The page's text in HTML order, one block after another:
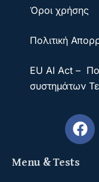
Όροι χρήσης
Πολιτική
EU AI Act –
συστημάτων
Menu & Tests